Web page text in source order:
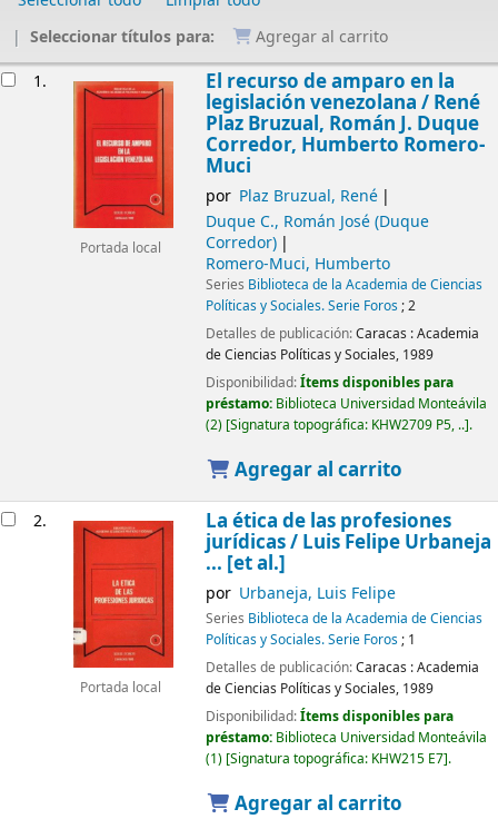
Seleccionar títulos para:
Agregar al carrito
1.
Portada local
El recurso de amparo en la
legislación venezolana / René
Plaz Bruzual, Román J. Duque
Corredor, Humberto Romero-
Muci
por Plaz Bruzual, René
Duque C., Román José (Duque
Corredor)
Romero-Muci, Humberto
Series Biblioteca de la Academia de Ciencias
Políticas y Sociales. Serie Foros; 2
Detalles de publicación:Caracas :Academia
de Ciencias Políticas y Sociales, 1989
Disponibilidad:Ítems disponibles para
préstamo: Biblioteca Universidad Monteávila
(2) Signatura topográfica: KHW2709 P5, .. .
Agregar al carrito
2.
Portada local
La ética de las profesiones
jurídicas / Luis Felipe Urbaneja
... [et al.]
por Urbaneja, Luis Felipe
Series Biblioteca de la Academia de Ciencias
Políticas y Sociales. Serie Foros; 1
Detalles de publicación:Caracas :Academia
de Ciencias Políticas y Sociales, 1989
Disponibilidad:Ítems disponibles para
préstamo: Biblioteca Universidad Monteávila
(1) Signatura topográfica: KHW215 E7 .
Agregar al carrito